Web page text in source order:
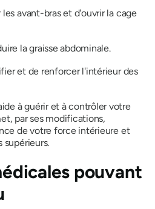
avant-bras et d'ouvrir la cage
la graisse abdominale.
et de renforcer l'intérieur des
à guérir et à contrôler votre
par ses modifications,
de votre force intérieure et
supérieurs.
pouvant